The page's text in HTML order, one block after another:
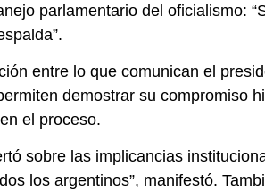
parlamentario del oficialismo:
entre lo que comunican el
demostrar su compromiso
el proceso.
sobre las implicancias
los argentinos”, manifestó.